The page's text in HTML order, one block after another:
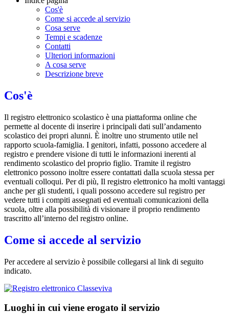
Cos'è
Come si accede al servizio
Cosa serve
Tempi e scadenze
Contatti
Ulteriori informazioni
A cosa serve
Descrizione breve
Cos'è
Il registro elettronico scolastico è una piattaforma online che
permette al docente di inserire i principali dati sull’andamento
scolastico dei propri alunni. È inoltre uno strumento utile nel
rapporto scuola-famiglia. I genitori, infatti, possono accedere al
registro e prendere visione di tutti le informazioni inerenti al
rendimento scolastico del proprio figlio. Tramite il registro
elettronico possono inoltre essere contattati dalla scuola stessa per
eventuali colloqui. Per di più, Il registro elettronico ha molti vantaggi
anche per gli studenti, i quali possono accedere sul registro per
vedere tutti i compiti assegnati ed eventuali comunicazioni della
scuola, oltre alla possibilità di visionare il proprio rendimento
trascritto all’interno del registro online.
Come si accede al servizio
Per accedere al servizio è possibile collegarsi al link di seguito
indicato.
Luoghi in cui viene erogato il servizio